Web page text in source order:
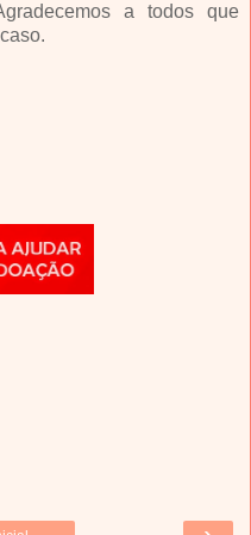
a todos que